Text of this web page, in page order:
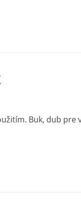
Buk, dub pre